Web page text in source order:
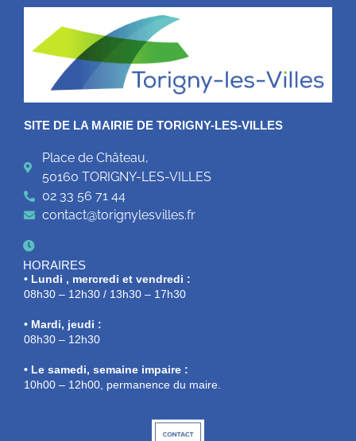
SITE DE LA MAIRIE DE TORIGNY-LES-VILLES
Place de Château,
50160 TORIGNY-LES-VILLES
02 33 56 71 44
contact@torignylesvilles.fr
HORAIRES
• Lundi , mercredi et vendredi :
08h30 – 12h30 / 13h30 – 17h30
• Mardi, jeudi :
08h30 – 12h30
• Le samedi, semaine impaire :
10h00 – 12h00, permanence du maire.